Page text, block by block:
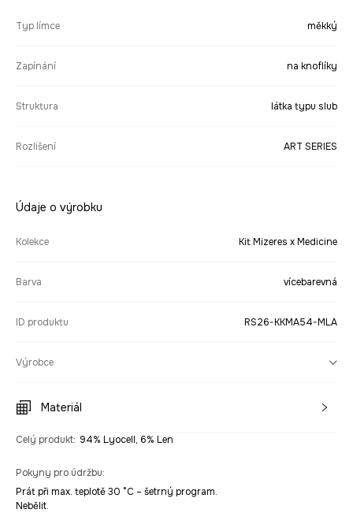
Typ límce měkký
Zapínání na knoflíky
Struktura látka typu slub
Rozlišení ART SERIES
Údaje o výrobku
Kolekce Kit Mizeres x Medicine
Barva vícebarevná
ID produktu RS26-KKMA54-MLA
Výrobce
Materiál
Celý produkt: 94% Lyocell, 6% Len
Pokyny pro údržbu:
Prát při max. teplotě 30 °C – šetrný program.
Nebělit.